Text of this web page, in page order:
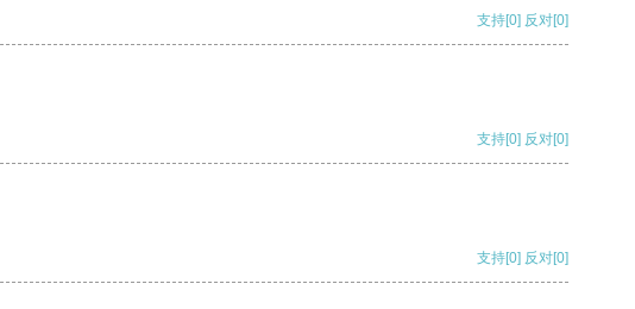
支持[0] 反对[0]
支持[0] 反对[0]
支持[0] 反对[0]